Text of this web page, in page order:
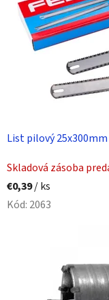
List pilový 25x300mm
Skladová zásoba
€0,39/ ks
Kód: 2063